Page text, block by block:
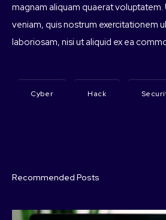
magnam aliquam quaerat voluptatem.
veniam, quis nostrum exercitationem
laboriosam, nisi ut aliquid ex ea
Cyber Hack
Recommended Posts